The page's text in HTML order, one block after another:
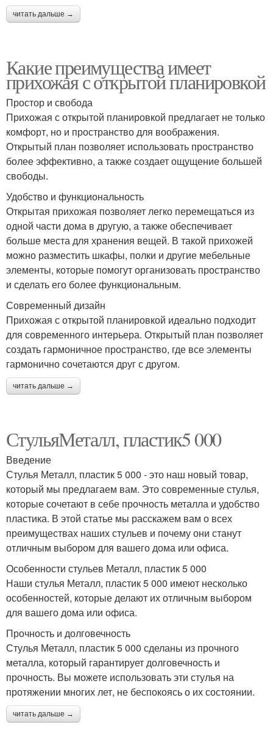
читать дальше →
Какие преимущества имеет
прихожая с открытой планировкой
Простор и свобода
Прихожая с открытой планировкой предлагает не только
комфорт, но и пространство для воображения.
Открытый план позволяет использовать пространство
более эффективно, а также создает ощущение большей
свободы.
Удобство и функциональность
Открытая прихожая позволяет легко перемещаться из
одной части дома в другую, а также обеспечивает
больше места для хранения вещей. В такой прихожей
можно разместить шкафы, полки и другие мебельные
элементы, которые помогут организовать пространство
и сделать его более функциональным.
Современный дизайн
Прихожая с открытой планировкой идеально подходит
для современного интерьера. Открытый план позволяет
создать гармоничное пространство, где все элементы
гармонично сочетаются друг с другом.
читать дальше →
СтульяМеталл, пластик5 000
Введение
Стулья Металл, пластик 5 000 - это наш новый товар,
который мы предлагаем вам. Это современные стулья,
которые сочетают в себе прочность металла и удобство
пластика. В этой статье мы расскажем вам о всех
преимуществах наших стульев и почему они станут
отличным выбором для вашего дома или офиса.
Особенности стульев Металл, пластик 5 000
Наши стулья Металл, пластик 5 000 имеют несколько
особенностей, которые делают их отличным выбором
для вашего дома или офиса.
Прочность и долговечность
Стулья Металл, пластик 5 000 сделаны из прочного
металла, который гарантирует долговечность и
прочность. Вы можете использовать эти стулья на
протяжении многих лет, не беспокоясь о их состоянии.
читать дальше →